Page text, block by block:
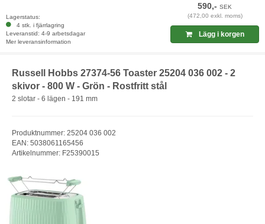
Lagerstatus:
4 stk. i fjärrlagring
Leveranstid: 4-9 arbetsdagar
Mer leveransinformation
590,-SEK
(472,00 exkl. moms)
Lägg i korgen
Russell Hobbs 27374-56 Toaster 25204 036 002 - 2
skivor - 800 W - Grön - Rostfritt stål
2 slotar - 6 lägen - 191 mm
Produktnummer: 25204 036 002
EAN: 5038061165456
Artikelnummer: F25390015